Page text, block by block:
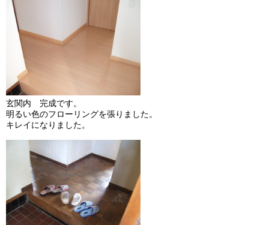
玄関内 完成です。
明るい色のフローリングを張りました。
キレイになりました。